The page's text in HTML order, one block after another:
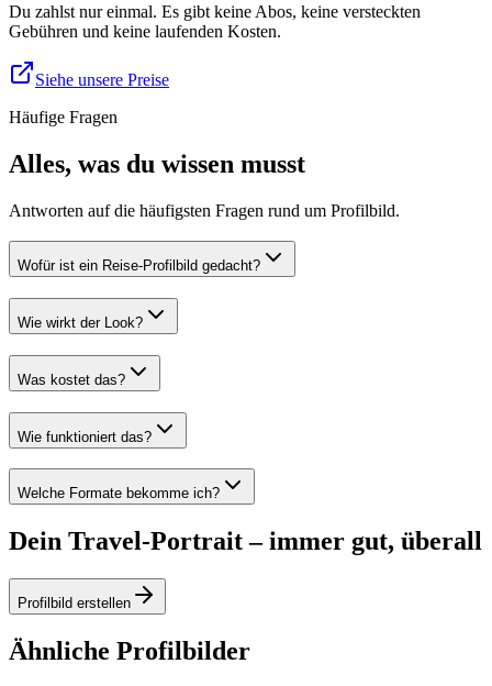
Du zahlst nur einmal. Es gibt keine Abos, keine versteckten
Gebühren und keine laufenden Kosten.
Siehe unsere Preise
Häufige Fragen
Alles, was du wissen musst
Antworten auf die häufigsten Fragen rund um Profilbild.
Wofür ist ein Reise-Profilbild gedacht?
Wie wirkt der Look?
Was kostet das?
Wie funktioniert das?
Welche Formate bekomme ich?
Dein Travel-Portrait – immer gut, überall
Profilbild erstellen
Ähnliche Profilbilder